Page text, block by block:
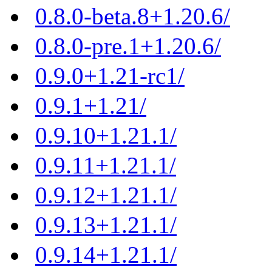
0.8.0-beta.8+1.20.6/
0.8.0-pre.1+1.20.6/
0.9.0+1.21-rc1/
0.9.1+1.21/
0.9.10+1.21.1/
0.9.11+1.21.1/
0.9.12+1.21.1/
0.9.13+1.21.1/
0.9.14+1.21.1/